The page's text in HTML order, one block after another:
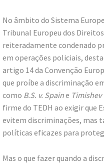
No âmbito do Sistema
Tribunal Europeu dos
reiteradamente condenado
em operações policiais,
artigo 14 da Convenção
que proíbe a discriminação
como B.S. v. Spaine Timishev
firme do TEDH ao exigir que
evitem discriminações, mas
políticas eficazes para
Mas o que fazer quando a